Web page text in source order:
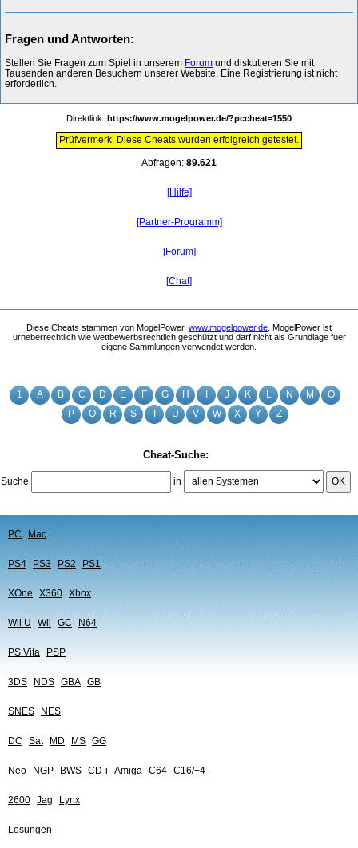
1 A B C D E F G H J K L N M
O
P
Q R S T U V W X Y Z
Cheat-Suche:
Suche in OK
PC Mac
PS4 PS3 PS2 PS1
XOne X360 Xbox
Wii U Wii GC N64
PS Vita PSP
3DS NDS GBA GB
SNES NES
DC Sat MD MS GG
Neo NGP BWS CD-i Amiga C64 C16/+4
2600 Jag Lynx
Lösungen
Fragen und Antworten:
Stellen Sie Fragen zum Spiel in unserem Forum und diskutieren Sie mit
Tausenden anderen Besuchern unserer Website. Eine Registrierung ist nicht
erforderlich.
Direktlink: https://www.mogelpower.de/?pccheat=1550
Prüfvermerk: Diese Cheats wurden erfolgreich getestet.
Abfragen: 89.621
[Hilfe]
[Partner-Programm]
[Forum]
[Chat]
Diese Cheats stammen von MogelPower, www.mogelpower.de . MogelPower ist
urheberrechtlich wie wettbewerbsrechtlich geschützt und darf nicht als Grundlage fuer
eigene Sammlungen verwendet werden.